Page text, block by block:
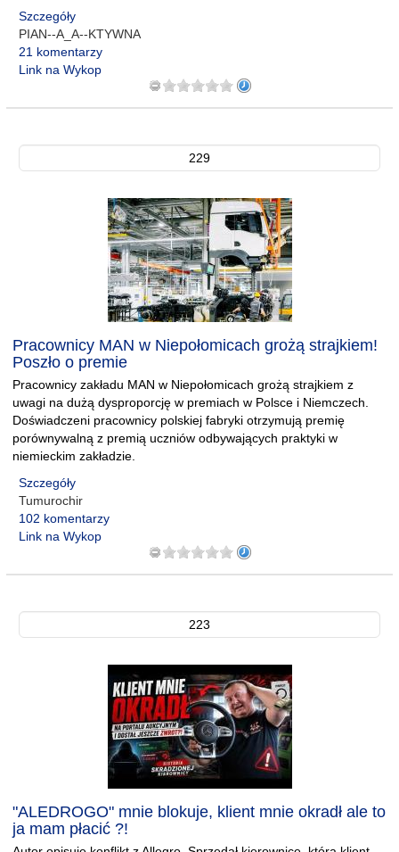
Szczegóły
PIAN--A_A--KTYWNA
21 komentarzy
Link na Wykop
229
Pracownicy MAN w Niepołomicach grożą strajkiem!
Poszło o premie
Pracownicy zakładu MAN w Niepołomicach grożą strajkiem z
uwagi na dużą dysproporcję w premiach w Polsce i Niemczech.
Doświadczeni pracownicy polskiej fabryki otrzymują premię
porównywalną z premią uczniów odbywających praktyki w
niemieckim zakładzie.
Szczegóły
Tumurochir
102 komentarzy
Link na Wykop
223
"ALEDROGO" mnie blokuje, klient mnie okradł ale to
ja mam płacić ?!